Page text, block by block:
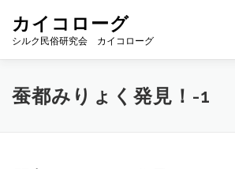
カイコローグ
シルク民俗研究会 カイコローグ
カイコローグの歩み 資料館図書
蚕都みりょく発見！-1